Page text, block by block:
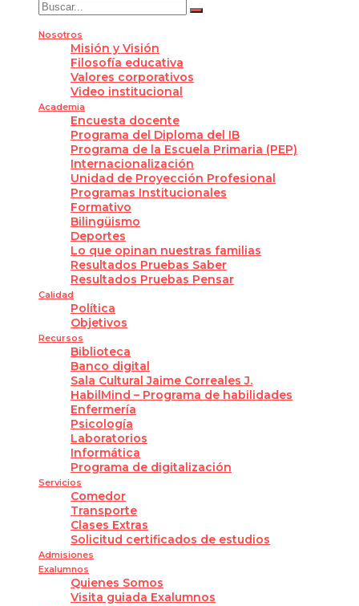
Nosotros
Misión y Visión
Filosofía educativa
Valores corporativos
Video institucional
Academia
Encuesta docente
Programa del Diploma del IB
Programa de la Escuela Primaria (PEP)
Internacionalización
Unidad de Proyección Profesional
Programas Institucionales
Formativo
Bilingüismo
Deportes
Lo que opinan nuestras familias
Resultados Pruebas Saber
Resultados Pruebas Pensar
Calidad
Política
Objetivos
Recursos
Biblioteca
Banco digital
Sala Cultural Jaime Correales J.
HabilMind – Programa de habilidades
Enfermería
Psicología
Laboratorios
Informática
Programa de digitalización
Servicios
Comedor
Transporte
Clases Extras
Solicitud certificados de estudios
Admisiones
Exalumnos
Quienes Somos
Visita guiada Exalumnos